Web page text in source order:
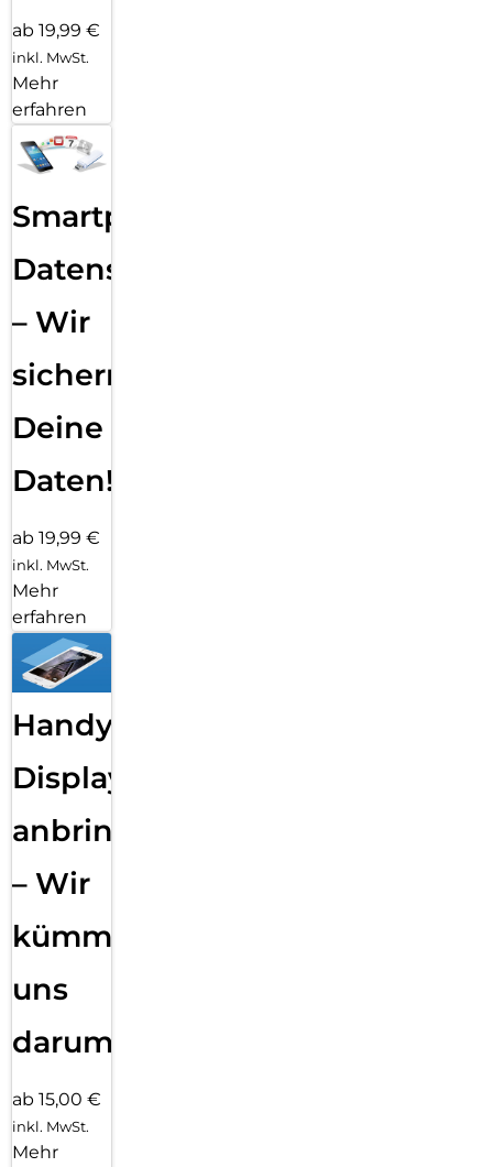
ab 19,99 €
inkl. MwSt.
Mehr
erfahren
Smartphone
Datensicherung
– Wir
sichern
Deine
Daten!
ab 19,99 €
inkl. MwSt.
Mehr
erfahren
Handy
Displayfolie
anbringen
– Wir
kümmern
uns
darum!
ab 15,00 €
inkl. MwSt.
Mehr